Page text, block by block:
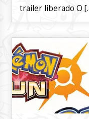
trailer liberado O